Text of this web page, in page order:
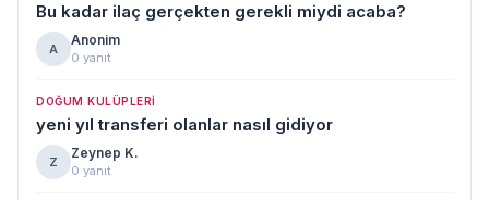
Bu kadar ilaç gerçekten gerekli miydi acaba?
A
Anonim
0 yanıt
DOĞUM KULÜPLERI
yeni yıl transferi olanlar nasıl gidiyor
Z
Zeynep K.
0 yanıt